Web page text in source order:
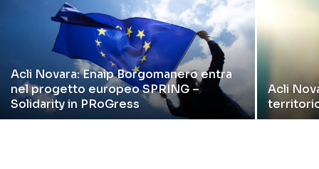
Acli Novara: Enaip Borgomanero entra
nel progetto europeo SPRING –
Solidarity in PRoGress
Acli